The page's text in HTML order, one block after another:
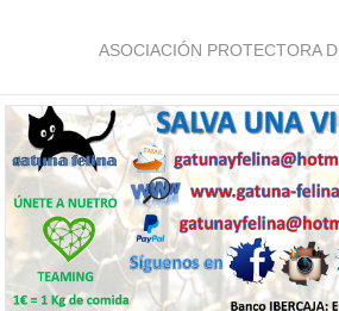
ASOCIACIÓN PROTECTORA